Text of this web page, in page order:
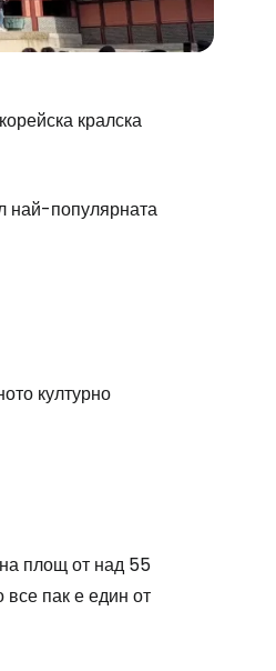
кралска
най-популярната
културно
площ от над 55
все пак е един от